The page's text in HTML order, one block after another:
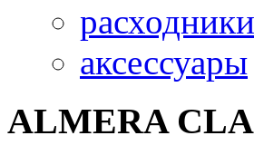
расходники
аксессуары
ALMERA